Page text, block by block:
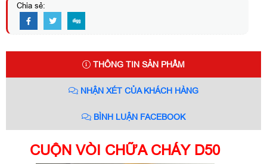
Chia sẻ:
THÔNG TIN SẢN PHẨM
NHẬN XÉT CỦA KHÁCH HÀNG
BÌNH LUẬN FACEBOOK
CUỘN VÒI CHỮA CHÁY D50